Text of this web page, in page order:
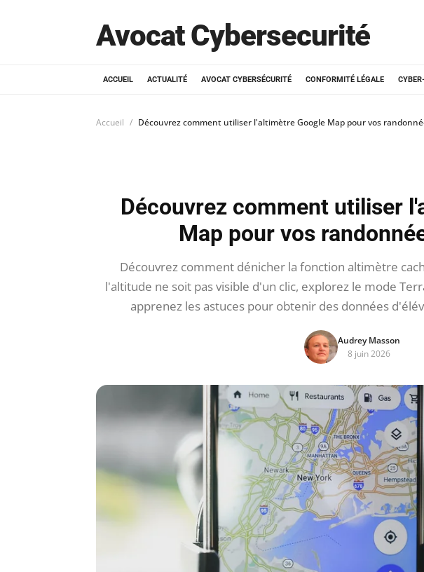
Avocat Cybersecurité
ACCUEIL ACTUALITÉ AVOCAT CYBERSÉCURITÉ CONFORMITÉ LÉGALE
Accueil Découvrez comment utiliser l'altimètre Google Map pour vos
Découvrez comment utiliser
Map pour vos
Découvrez comment dénicher la fonction altimètre
l'altitude ne soit pas visible d'un clic, explorez le mode
apprenez les astuces pour obtenir des données
Audrey Masson
8 juin 2026